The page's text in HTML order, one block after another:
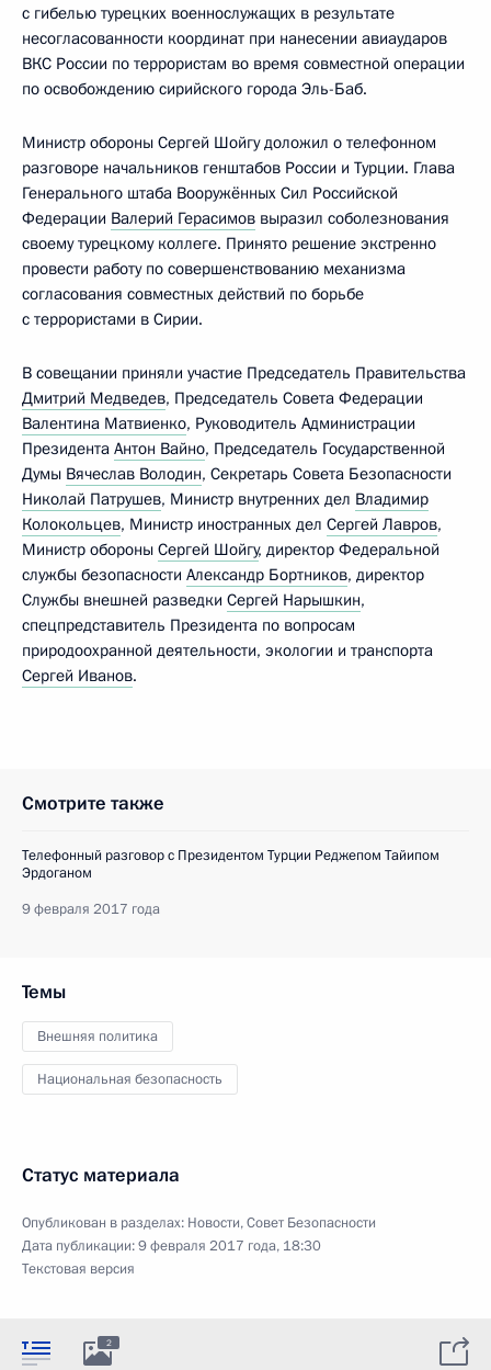
с гибелью турецких военнослужащих в результате
несогласованности координат при нанесении авиаударов
ВКС России по террористам во время совместной операции
по освобождению сирийского города Эль-Баб.
Министр обороны Сергей Шойгу доложил о телефонном
разговоре начальников генштабов России и Турции. Глава
Генерального штаба Вооружённых Сил Российской
Федерации Валерий Герасимов выразил соболезнования
своему турецкому коллеге. Принято решение экстренно
провести работу по совершенствованию механизма
согласования совместных действий по борьбе
с террористами в Сирии.
В совещании приняли участие Председатель Правительства
Дмитрий Медведев, Председатель Совета Федерации
Валентина Матвиенко, Руководитель Администрации
Президента Антон Вайно, Председатель Государственной
Думы Вячеслав Володин, Секретарь Совета Безопасности
Николай Патрушев, Министр внутренних дел Владимир
Колокольцев, Министр иностранных дел Сергей Лавров,
Министр обороны Сергей Шойгу, директор Федеральной
службы безопасности Александр Бортников, директор
Службы внешней разведки Сергей Нарышкин,
спецпредставитель Президента по вопросам
природоохранной деятельности, экологии и транспорта
Сергей Иванов.
Смотрите также
Телефонный разговор с Президентом Турции Реджепом Тайипом
Эрдоганом
9 февраля 2017 года
Темы
Внешняя политика
Национальная безопасность
Статус материала
Опубликован в разделах: Новости,Совет Безопасности
Дата публикации:9 февраля 2017 года, 18:30
Текстовая версия
2